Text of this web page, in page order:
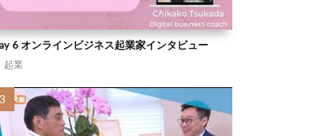
6 オンラインビジネス起業家インタビュー
起業